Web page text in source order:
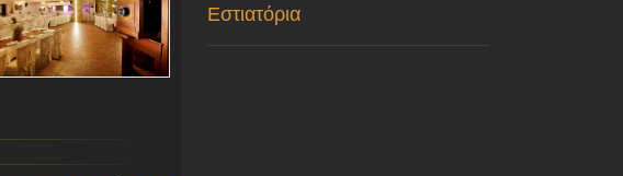
Εστιατόρια